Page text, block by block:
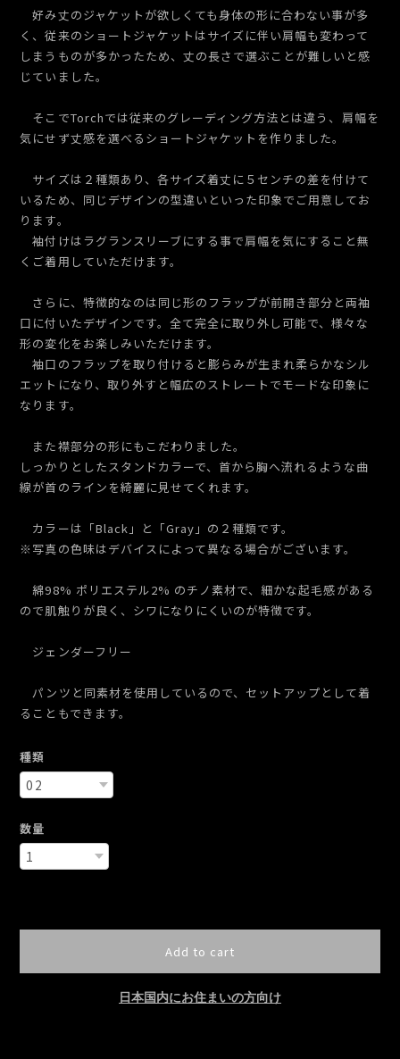
好み丈のジャケットが欲しくても身体の形に合わない事が多
く、従来のショートジャケットはサイズに伴い肩幅も変わって
しまうものが多かったため、丈の長さで選ぶことが難しいと感
じていました。
そこでTorchでは従来のグレーディング方法とは違う、肩幅を
気にせず丈感を選べるショートジャケットを作りました。
サイズは２種類あり、各サイズ着丈に５センチの差を付けて
いるため、同じデザインの型違いといった印象でご用意してお
ります。
袖付けはラグランスリーブにする事で肩幅を気にすること無
くご着用していただけます。
さらに、特徴的なのは同じ形のフラップが前開き部分と両袖
口に付いたデザインです。全て完全に取り外し可能で、様々な
形の変化をお楽しみいただけます。
袖口のフラップを取り付けると膨らみが生まれ柔らかなシル
エットになり、取り外すと幅広のストレートでモードな印象に
なります。
また襟部分の形にもこだわりました。
しっかりとしたスタンドカラーで、首から胸へ流れるような曲
線が首のラインを綺麗に見せてくれます。
カラーは「Black」と「Gray」の２種類です。
※写真の色味はデバイスによって異なる場合がございます。
綿98% ポリエステル2% のチノ素材で、細かな起毛感がある
ので肌触りが良く、シワになりにくいのが特徴です。
ジェンダーフリー
パンツと同素材を使用しているので、セットアップとして着
ることもできます。
種類
数量
Add to cart
日本国内にお住まいの方向け